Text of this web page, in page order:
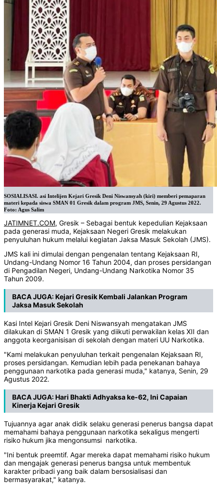
SOSIALISASI. asi Intelijen Kejari Gresik Deni Niswansyah (kiri) memberi pemaparan
materi kepada siswa SMAN 01 Gresik dalam program JMS, Senin, 29 Agustus 2022.
Foto: Agus Salim
JATIMNET.COM, Gresik – Sebagai bentuk kepedulian Kejaksaan
pada generasi muda, Kejaksaan Negeri Gresik melakukan
penyuluhan hukum melalui kegiatan Jaksa Masuk Sekolah (JMS).
JMS kali ini dimulai dengan pengenalan tentang Kejaksaan RI,
Undang-Undang Nomor 16 Tahun 2004, dan proses persidangan
di Pengadilan Negeri, Undang-Undang Narkotika Nomor 35
Tahun 2009.
BACA JUGA:Kejari Gresik Kembali Jalankan Program
Jaksa Masuk Sekolah
Kasi Intel Kejari Gresik Deni Niswansyah mengatakan JMS
dilakukan di SMAN 1 Gresik yang diikuti perwakilan kelas XII dan
anggota keorganisisan di sekolah dengan materi UU Narkotika.
"Kami melakukan penyuluhan terkait pengenalan Kejaksaan RI,
proses persidangan. Kemudian lebih pada penekanan bahaya
penggunaan narkotika pada generasi muda," katanya, Senin, 29
Agustus 2022.
BACA JUGA:Hari Bhakti Adhyaksa ke-62, Ini Capaian
Kinerja Kejari Gresik
Tujuannya agar anak didik selaku generasi penerus bangsa dapat
memahami bahaya penggunaan narkotika sekaligus mengerti
risiko hukum jika mengonsumsi narkotika.
"Ini bentuk preemtif. Agar mereka dapat memahami risiko hukum
dan mengajak generasi penerus bangsa untuk membentuk
karakter pribadi yang baik dalam bersosialisasi dan
bermasyarakat," katanya.